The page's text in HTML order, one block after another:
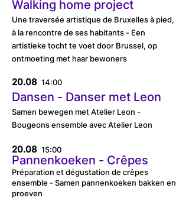
Walking home project
Une traversée artistique de Bruxelles à pied,
à la rencontre de ses habitants - Een
artistieke tocht te voet door Brussel, op
ontmoeting met haar bewoners
20.08 14:00
Dansen - Danser met Leon
Samen bewegen met Atelier Leon -
Bougeons ensemble avec Atelier Leon
20.08 15:00
Pannenkoeken - Crêpes
Préparation et dégustation de crêpes
ensemble - Samen pannenkoeken bakken en
proeven